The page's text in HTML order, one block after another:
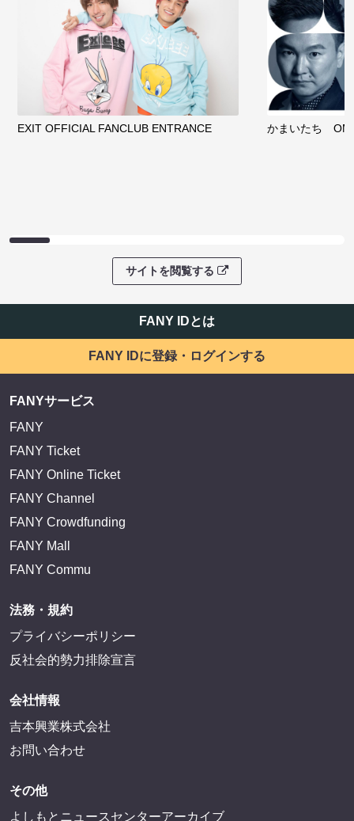
EXIT OFFICIAL FANCLUB ENTRANCE かまいたち
サイトを閲覧する
FANY IDとは
FANY IDに登録・ログインする
FANYサービス
FANY
FANY Ticket
FANY Online Ticket
FANY Channel
FANY Crowdfunding
FANY Mall
FANY Commu
法務・規約
プライバシーポリシー
反社会的勢力排除宣言
会社情報
吉本興業株式会社
お問い合わせ
その他
よしもとニュースセンターアーカイブ